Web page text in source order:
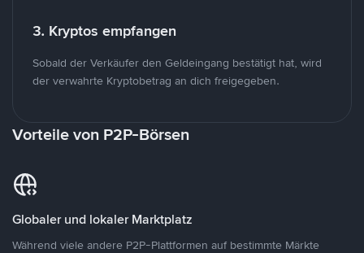
3. Kryptos empfangen
Sobald der Verkäufer den Geldeingang bestätigt hat, wird
der verwahrte Kryptobetrag an dich freigegeben.
Vorteile von P2P-Börsen
Globaler und lokaler Marktplatz
Während viele andere P2P-Plattformen auf bestimmte Märkte